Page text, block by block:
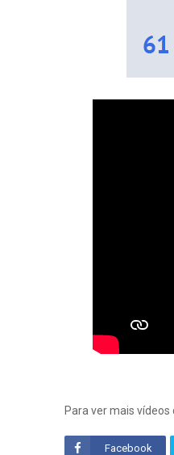
Para ver mais vídeos
Facebook